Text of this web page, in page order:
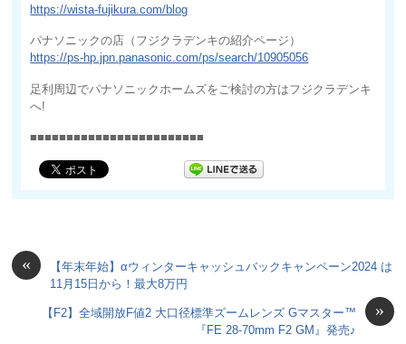
https://wista-fujikura.com/blog
パナソニックの店（フジクラデンキの紹介ページ）
https://ps-hp.jpn.panasonic.com/ps/search/10905056
足利周辺でパナソニックホームズをご検討の方はフジクラデンキ
へ!
■■■■■■■■■■■■■■■■■■■■■■■■
«
【年末年始】αウィンターキャッシュバックキャンペーン2024 は
11月15日から！最大8万円
»
【F2】全域開放F値2 大口径標準ズームレンズ Gマスター™
『FE 28-70mm F2 GM』発売♪